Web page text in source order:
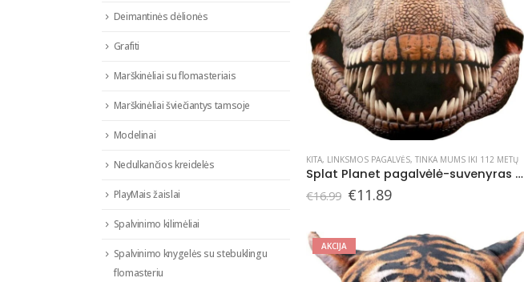
KITA, LINKSMOS PAGALVĖS, TINKA MUMS IKI 112 METŲ
Splat Planet pagalvėlė-suvenyras DINOZAURAS
€16.99 Original
€16.99.
€11.89Current
€11.89.
AKCIJA
Deimantinės dėlionės
Grafiti
Marškinėliai su flomasteriais
Marškinėliai šviečiantys tamsoje
Modelinai
Nedulkančios kreidelės
PlayMais žaislai
Spalvinimo kilimėliai
Spalvinimo knygelės su stebuklingu
flomasteriu